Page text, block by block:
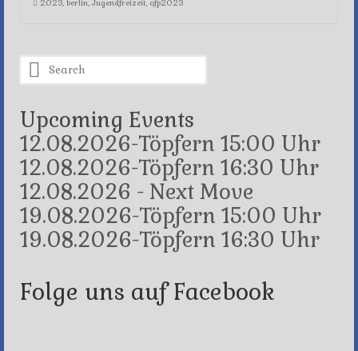
2023 berlin Jugendfreizeit ofp2023
Search
for:
Upcoming Events
12.08.2026-Töpfern 15:00 Uhr
12.08.2026-Töpfern 16:30 Uhr
12.08.2026 - Next Move
19.08.2026-Töpfern 15:00 Uhr
19.08.2026-Töpfern 16:30 Uhr
Folge uns auf Facebook